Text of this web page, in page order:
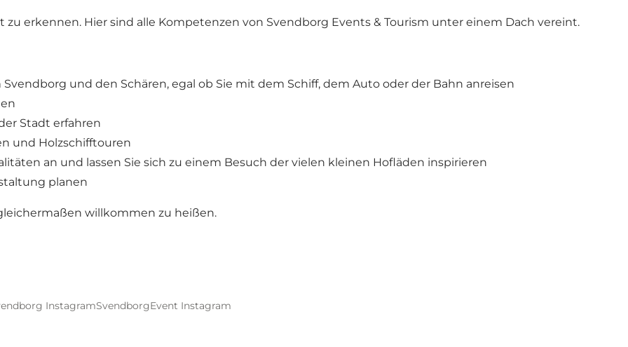
erkennen. Hier sind alle Kompetenzen von Svendborg Events & Tourism unter einem Dach vereint.
und den Schären, egal ob Sie mit dem Schiff, dem Auto oder der Bahn anreisen
Stadt erfahren
und Holzschifftouren
an und lassen Sie sich zu einem Besuch der vielen kleinen Hofläden inspirieren
planen
willkommen zu heißen.
InstagramSvendborgEvent Instagram